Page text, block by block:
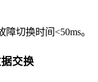
切换时间<50ms。
交换